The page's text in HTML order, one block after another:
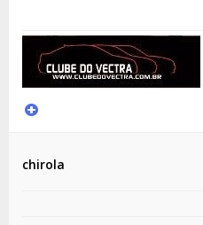
chirola